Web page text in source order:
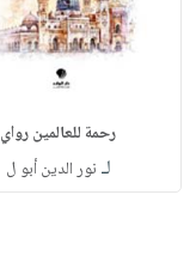
رحمة للعالمين رواي
لـ نور الدين أبو ل